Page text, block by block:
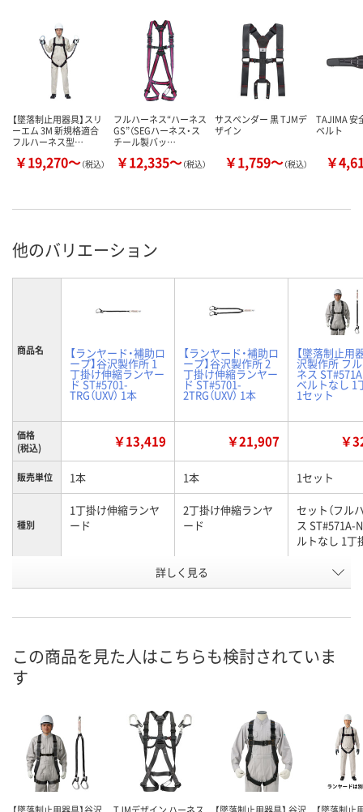
【墜落制止用器具】スリ
ーエム 3M 新規格適合
フルハーネス型…
￥19,270～（税込）
フルハーネス“ハーネス
GS”（SEGハーネス・ス
チール製バッ…
￥12,335～（税込）
サスペンダー 黒 TJMデ
ザイン
￥1,759～（税込）
TAJIMA 安
ベルト
￥
他のバリエーション
商品名 【ランヤード・補助ロ
ープ】谷沢製作所 1
丁掛け伸縮ランヤー
ド ST#5701-
TRG（UXV） 1本
【ランヤード・補助ロ
ープ】谷沢製作所 2
丁掛け伸縮ランヤー
ド ST#5701-
2TRG（UXV） 1本
【墜落制止用
沢製作所 フ
ネス
ベルトなし 1
1セット
価格
(税込)
￥13,419 ￥21,907 ￥
販売単位 1本 1本 1セット
種別
1丁掛け伸縮ランヤ
ード
2丁掛け伸縮ランヤ
ード
セット（フル
ス ST#571A-
ルトなし 1丁
HK38676 XJ38059
お届け日 8月8日（土） 8月8日（土）
ついてご連絡
数量
カゴへ
数量
カゴへ カ
詳しく見る
この商品を見た人はこちらも検討されていま
す